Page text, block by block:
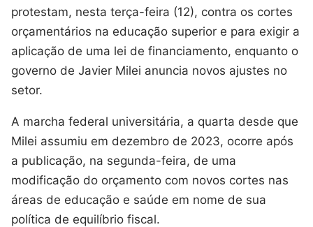
protestam, nesta terça-feira (12), contra os cortes
orçamentários na educação superior e para exigir a
aplicação de uma lei de financiamento, enquanto o
governo de Javier Milei anuncia novos ajustes no
setor.
A marcha federal universitária, a quarta desde que
Milei assumiu em dezembro de 2023, ocorre após
a publicação, na segunda-feira, de uma
modificação do orçamento com novos cortes nas
áreas de educação e saúde em nome de sua
política de equilíbrio fiscal.